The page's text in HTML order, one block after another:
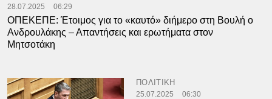
28.07.2025 06:29
ΟΠΕΚΕΠΕ: Έτοιμος για το «καυτό» διήμερο στη Βουλή ο
Ανδρουλάκης – Απαντήσεις και ερωτήματα στον
Μητσοτάκη
ΠΟΛΙΤΙΚΗ
25.07.2025 06:30